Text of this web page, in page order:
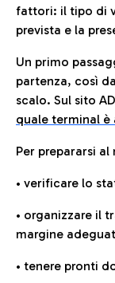
fattori: il tipo di
prevista e la
Un primo
partenza, così
scalo. Sul sito
quale terminal è
Per prepararsi
• verificare lo
• organizzare il
margine
• tenere pronti